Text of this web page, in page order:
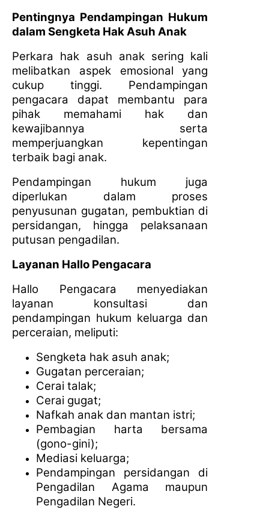
Pentingnya Pendampingan Hukum
dalam Sengketa Hak Asuh Anak
Perkara hak asuh anak sering kali
melibatkan aspek emosional yang
cukup tinggi. Pendampingan
pengacara dapat membantu para
pihak memahami hak dan
kewajibannya serta
memperjuangkan kepentingan
terbaik bagi anak.
Pendampingan hukum juga
diperlukan dalam proses
penyusunan gugatan, pembuktian di
persidangan, hingga pelaksanaan
putusan pengadilan.
Layanan Hallo Pengacara
Hallo Pengacara menyediakan
layanan konsultasi dan
pendampingan hukum keluarga dan
perceraian, meliputi:
Sengketa hak asuh anak;
Gugatan perceraian;
Cerai talak;
Cerai gugat;
Nafkah anak dan mantan istri;
Pembagian harta bersama
(gono-gini);
Mediasi keluarga;
Pendampingan persidangan di
Pengadilan Agama maupun
Pengadilan Negeri.